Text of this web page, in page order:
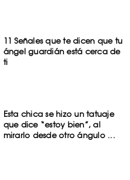
11 Señales que te dicen que tu
ángel guardián está cerca de
ti
Esta chica se hizo un tatuaje
que dice “estoy bien”, al
mirarlo desde otro ángulo ...